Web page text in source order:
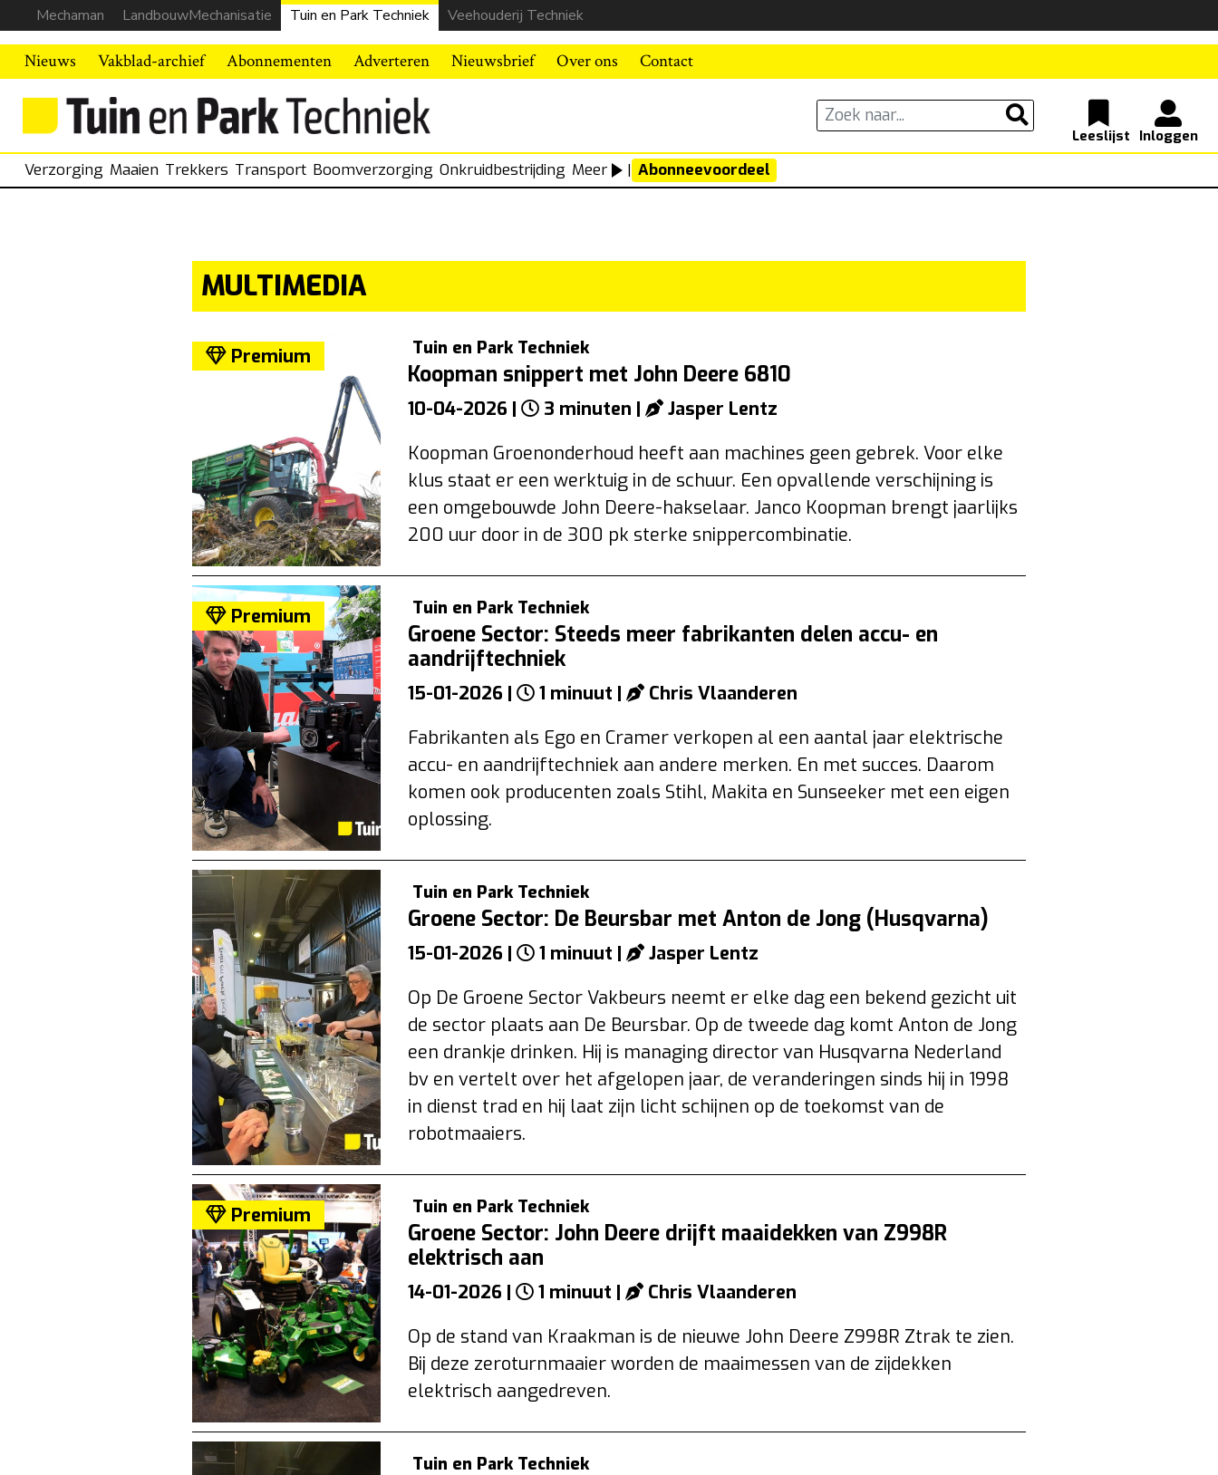
Mechaman LandbouwMechanisatie Tuin en Park Techniek Veehouderij Techniek
Nieuws Vakblad-archief Abonnementen Adverteren Nieuwsbrief Over ons Contact
Verzorging Maaien Trekkers Transport Boomverzorging Onkruidbestrijding Meer | Abonneevoordeel
MULTIMEDIA
Premium Tuin en Park Techniek
Koopman snippert met John Deere 6810
10-04-2026 | 3 minuten |
Jasper Lentz
Koopman Groenonderhoud heeft aan machines geen gebrek. Voor elke
klus staat er een werktuig in de schuur. Een opvallende verschijning is
een omgebouwde John Deere-hakselaar. Janco Koopman brengt jaarlijks
200 uur door in de 300 pk sterke snippercombinatie.
Premium Tuin en Park Techniek
Groene Sector: Steeds meer fabrikanten delen accu- en
aandrijftechniek
15-01-2026 | 1 minuut |
Chris Vlaanderen
Fabrikanten als Ego en Cramer verkopen al een aantal jaar elektrische
accu- en aandrijftechniek aan andere merken. En met succes. Daarom
komen ook producenten zoals Stihl, Makita en Sunseeker met een eigen
oplossing.
Tuin en Park Techniek
Groene Sector: De Beursbar met Anton de Jong (Husqvarna)
15-01-2026 | 1 minuut |
Jasper Lentz
Op De Groene Sector Vakbeurs neemt er elke dag een bekend gezicht uit
de sector plaats aan De Beursbar. Op de tweede dag komt Anton de Jong
een drankje drinken. Hij is managing director van Husqvarna Nederland
bv en vertelt over het afgelopen jaar, de veranderingen sinds hij in 1998
in dienst trad en hij laat zijn licht schijnen op de toekomst van de
robotmaaiers.
Premium Tuin en Park Techniek
Groene Sector: John Deere drijft maaidekken van Z998R
elektrisch aan
14-01-2026 | 1 minuut |
Chris Vlaanderen
Op de stand van Kraakman is de nieuwe John Deere Z998R Ztrak te zien.
Bij deze zeroturnmaaier worden de maaimessen van de zijdekken
elektrisch aangedreven.
Tuin en Park Techniek